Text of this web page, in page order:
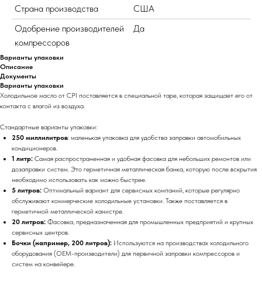
Страна производства
США
Одобрение производителей
компрессоров
Да
Варианты упаковки
Описание
Документы
Варианты упаковки
Холодильное масло от CPI поставляется в специальной таре, которая защищает его от
контакта с влагой из воздуха.
Стандартные варианты упаковки:
250 миллилитров: маленькая упаковка для удобства заправки автомобильных
кондиционеров.
1 литр: Самая распространенная и удобная фасовка для небольших ремонтов или
дозаправки систем. Это герметичная металлическая банка, которую после вскрытия
необходимо использовать как можно быстрее.
5 литров: Оптимальный вариант для сервисных компаний, которые регулярно
обслуживают коммерческие холодильные установки. Также поставляется в
герметичной металлической канистре.
20 литров: Фасовка, предназначенная для промышленных предприятий и крупных
сервисных центров.
Бочки (например, 200 литров): Используются на производствах холодильного
оборудования (OEM-производители) для первичной заправки компрессоров и
систем на конвейере.